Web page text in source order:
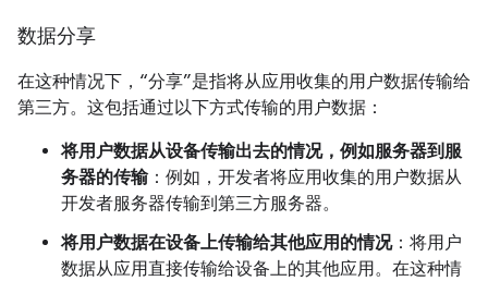
数据分享
在这种情况下，“分享”是指将从应用收集的用户数据传输给
第三方。 这包括通过以下方式传输的用户数据：
将用户数据从设备传输出去的情况，例如服务器到服
务器的传输：例如，开发者将应用收集的用户数据从
开发者服务器传输到第三方服务器。
将用户数据在设备上传输给其他应用的情况：将用户
数据从应用直接传输给设备上的其他应用。在这种情